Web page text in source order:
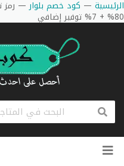
الرئيسية — كود خصم بلوار—
80% + 7% توفير إضافي
تخطي